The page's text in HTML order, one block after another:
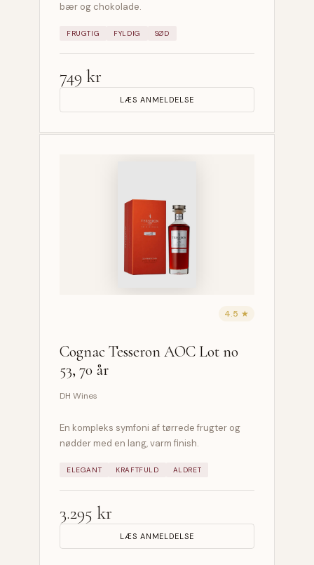
bær og chokolade.
FRUGTIG FYLDIG SØD
749 kr
LÆS ANMELDELSE
4.5 ★
Cognac Tesseron AOC Lot no
53, 70 år
DH Wines
En kompleks symfoni af tørrede frugter og
nødder med en lang, varm finish.
ELEGANT KRAFTFULD ALDRET
3.295 kr
LÆS ANMELDELSE